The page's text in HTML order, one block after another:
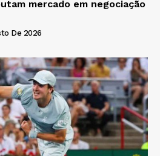
mercado em negociação
De 2026